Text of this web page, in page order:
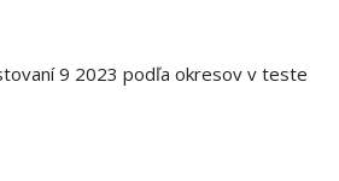
9 2023 podľa okresov v teste